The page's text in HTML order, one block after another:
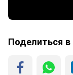
Поделиться в